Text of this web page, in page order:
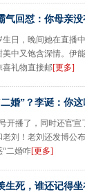
气回怼：你母亲没
日，晚间她在直播
中又饱含深情。伊
喜礼物直接邮[更多]
婚”？李诞：你这
开播了，同时还官宣
刘！老刘还发博公
二婚咋[更多]
生死，谁还记得坐